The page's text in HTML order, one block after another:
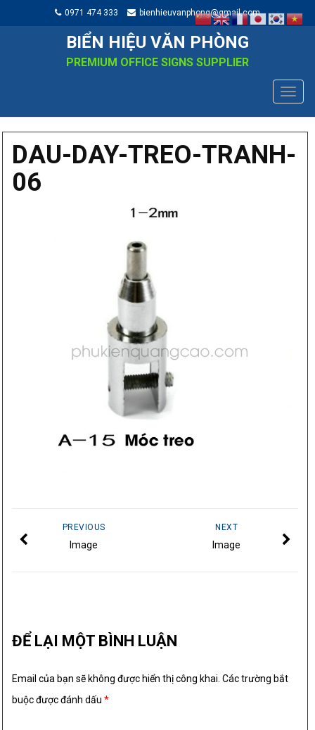
0971 474 333 bienhieuvanphong@gmail.com
BIỂN HIỆU VĂN PHÒNG
PREMIUM OFFICE SIGNS SUPPLIER
DAU-DAY-TREO-TRANH-
06
NEXT
Image
PREVIOUS
Image
ĐỂ LẠI MỘT BÌNH LUẬN
Email của bạn sẽ không được hiển thị công khai. Các trường bắt
buộc được đánh dấu*